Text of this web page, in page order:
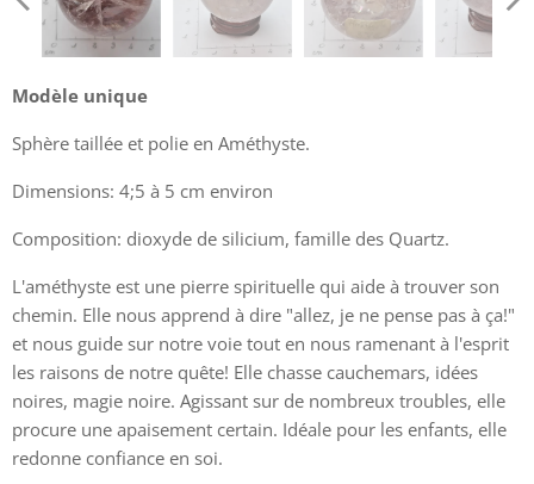
Modèle unique
Sphère taillée et polie en Améthyste.
Dimensions: 4;5 à 5 cm environ
Composition: dioxyde de silicium, famille des Quartz.
L'améthyste est une pierre spirituelle qui aide à trouver son
chemin. Elle nous apprend à dire "allez, je ne pense pas à ça!"
et nous guide sur notre voie tout en nous ramenant à l'esprit
les raisons de notre quête! Elle chasse cauchemars, idées
noires, magie noire. Agissant sur de nombreux troubles, elle
procure une apaisement certain. Idéale pour les enfants, elle
redonne confiance en soi.